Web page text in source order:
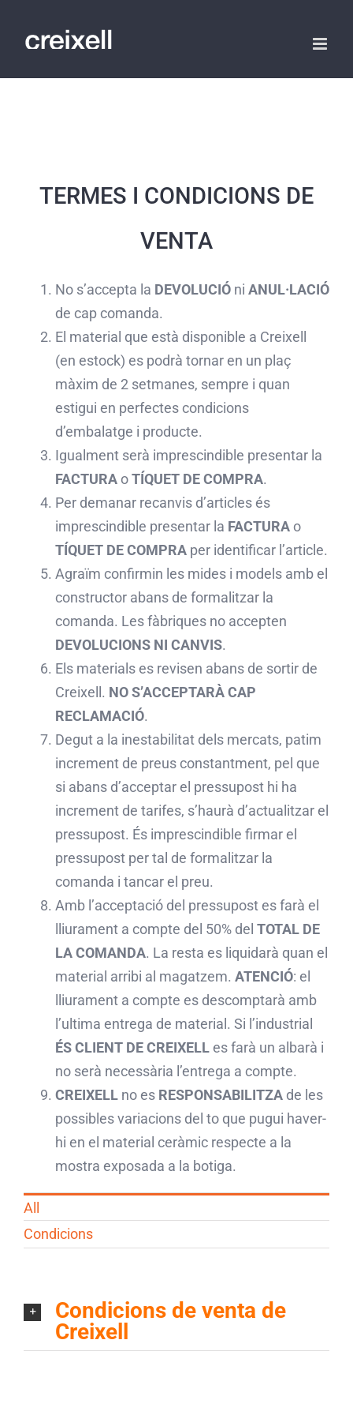
TERMES I CONDICIONS DE
VENTA
No s’accepta la DEVOLUCIÓ ni ANUL·LACIÓ
de cap comanda.
El material que està disponible a Creixell
(en estock) es podrà tornar en un plaç
màxim de 2 setmanes, sempre i quan
estigui en perfectes condicions
d’embalatge i producte.
Igualment serà imprescindible presentar la
FACTURA oTÍQUET DE COMPRA.
Per demanar recanvis d’articles és
imprescindible presentar la FACTURA o
TÍQUET DE COMPRA per identificar l’article.
Agraïm confirmin les mides i models amb el
constructor abans de formalitzar la
comanda. Les fàbriques no accepten
DEVOLUCIONS NI CANVIS.
Els materials es revisen abans de sortir de
Creixell. NO S’ACCEPTARÀ CAP
RECLAMACIÓ.
Degut a la inestabilitat dels mercats, patim
increment de preus constantment, pel que
si abans d’acceptar el pressupost hi ha
increment de tarifes, s’haurà d’actualitzar el
pressupost. És imprescindible firmar el
pressupost per tal de formalitzar la
comanda i tancar el preu.
Amb l’acceptació del pressupost es farà el
lliurament a compte del 50% del TOTAL DE
LACOMANDA. La resta es liquidarà quan el
material arribi al magatzem. ATENCIÓ: el
lliurament a compte es descomptarà amb
l’ultima entrega de material. Si l’industrial
ÉS CLIENT DE CREIXELLes farà un albarà i
no serà necessària l’entrega a compte.
CREIXELL no es RESPONSABILITZA de les
possibles variacions del to que pugui haver-
hi en el material ceràmic respecte a la
mostra exposada a la botiga.
All
Condicions
Condicions de venta de
Creixell